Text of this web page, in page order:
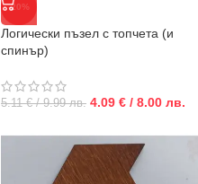
-20%
Логически пъзел с топчета (и
спинър)
5.11 € / 9.99 лв. 4.09 € / 8.00 лв.